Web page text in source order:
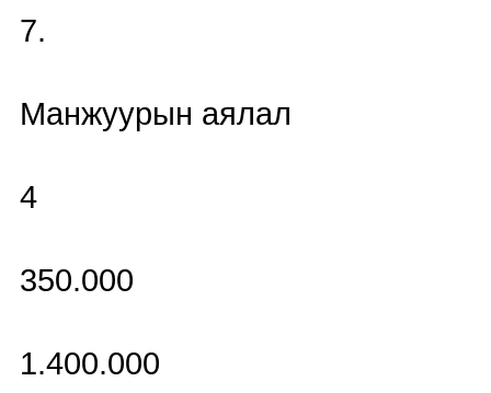
7.
Манжуурын аялал
4
350.000
1.400.000